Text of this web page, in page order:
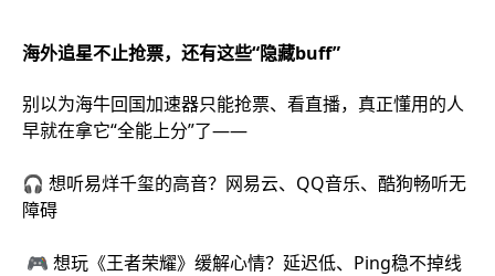
海外追星不止抢票，还有这些“隐藏buff”
别以为海牛回国加速器只能抢票、看直播，真正懂用的人
早就在拿它“全能上分”了——
🎧 想听易烊千玺的高音？网易云、QQ音乐、酷狗畅听无
障碍
🎮 想玩《王者荣耀》缓解心情？延迟低、Ping稳不掉线